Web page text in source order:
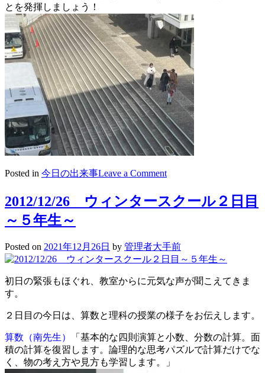
とを発揮しましょう！
Posted in 今日の出来事Leave a Commenton
ウ
ィ
ー
ス
ー
日
～
6
年
2012/12/26 ウィンタースクール２日目
～５年生～
Posted on 2021年12月26日 by 管理者大手前
初日の緊張もほぐれ、教室からに元気な声が聞こえてきま
す。
２日目の今日は、算数と理科の授業の様子をお伝えします。
算数（南先生）
「基本的な四則演算と小数、分数の計算。面
積の計算を復習します。論理的な思考パズルで計算だけでな
く、物の考え方や見方も学習します。」